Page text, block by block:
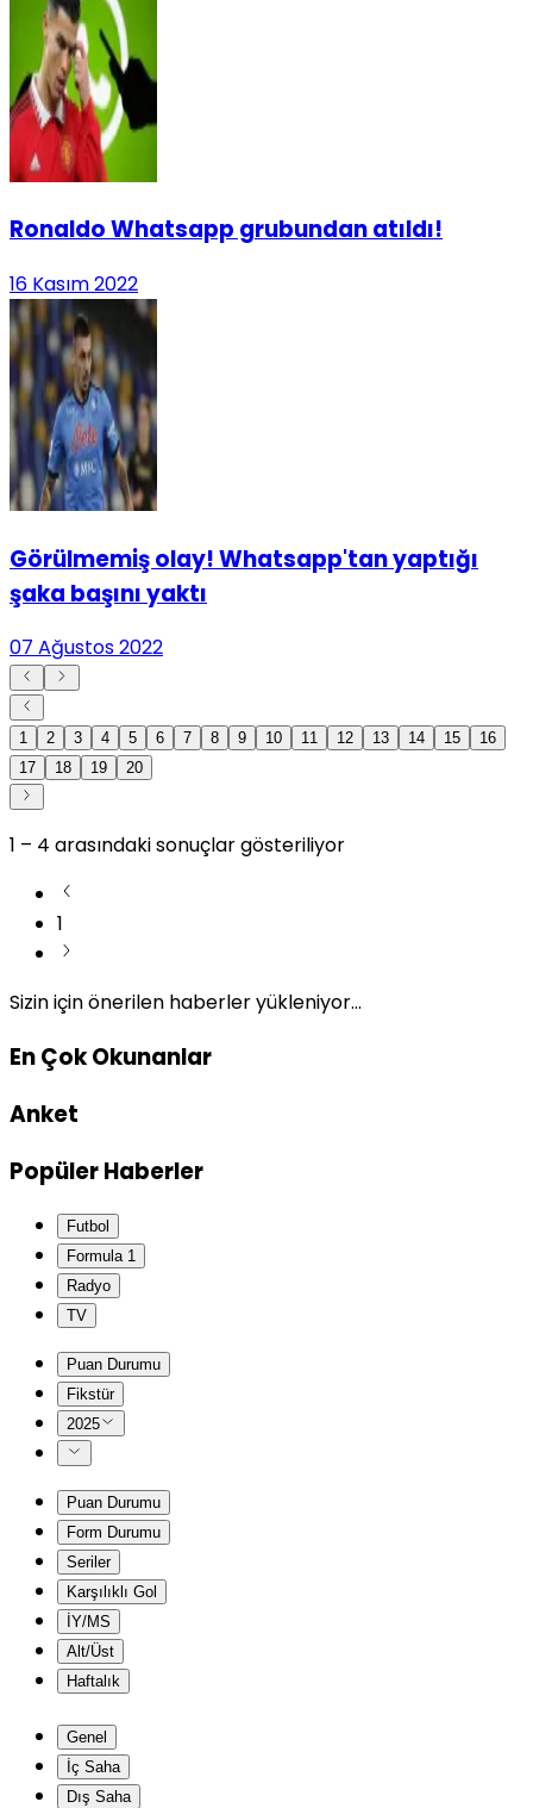
Ronaldo Whatsapp grubundan atıldı!
16 Kasım 2022
Görülmemiş olay! Whatsapp'tan yaptığı
şaka başını yaktı
07 Ağustos 2022
1 2 3 4 5 6 7 8 9 10 11 12 13 14 15
16
17
18 19 20
1 – 4 arasındaki sonuçlar gösteriliyor
1
Sizin için önerilen haberler yükleniyor...
En Çok Okunanlar
Anket
Popüler Haberler
Futbol
Formula 1
Radyo
TV
Puan Durumu
Fikstür
2025
Puan Durumu
Form Durumu
Seriler
Karşılıklı Gol
İY/MS
Alt/Üst
Haftalık
Genel
İç Saha
Dış Saha